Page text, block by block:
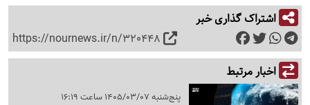
اشتراک گذاری خبر
https://nournews.ir/n/320448
اخبار مرتبط
پنج‌شنبه 1405/03/07 ساعت 16:19